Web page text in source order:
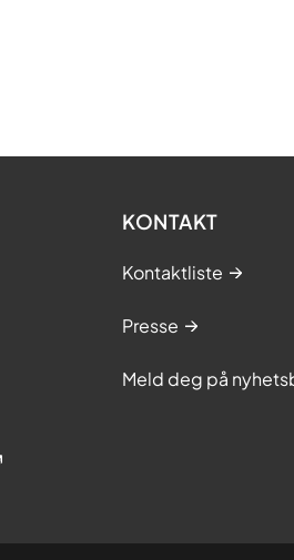
KONTAKT
Kontaktliste
Presse
Meld deg på